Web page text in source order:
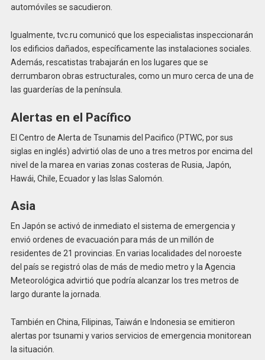
automóviles se sacudieron.
Igualmente, tvc.ru comunicó que los especialistas inspeccionarán
los edificios dañados, específicamente las instalaciones sociales.
Además, rescatistas trabajarán en los lugares que se
derrumbaron obras estructurales, como un muro cerca de una de
las guarderías de la península.
Alertas en el Pacífico
El Centro de Alerta de Tsunamis del Pacifico (PTWC, por sus
siglas en inglés) advirtió olas de uno a tres metros por encima del
nivel de la marea en varias zonas costeras de Rusia, Japón,
Hawái, Chile, Ecuador y las Islas Salomón.
Asia
En Japón se activó de inmediato el sistema de emergencia y
envió ordenes de evacuación para más de un millón de
residentes de 21 provincias. En varias localidades del noroeste
del país se registró olas de más de medio metro y la Agencia
Meteorológica advirtió que podría alcanzar los tres metros de
largo durante la jornada.
También en China, Filipinas, Taiwán e Indonesia se emitieron
alertas por tsunami y varios servicios de emergencia monitorean
la situación.